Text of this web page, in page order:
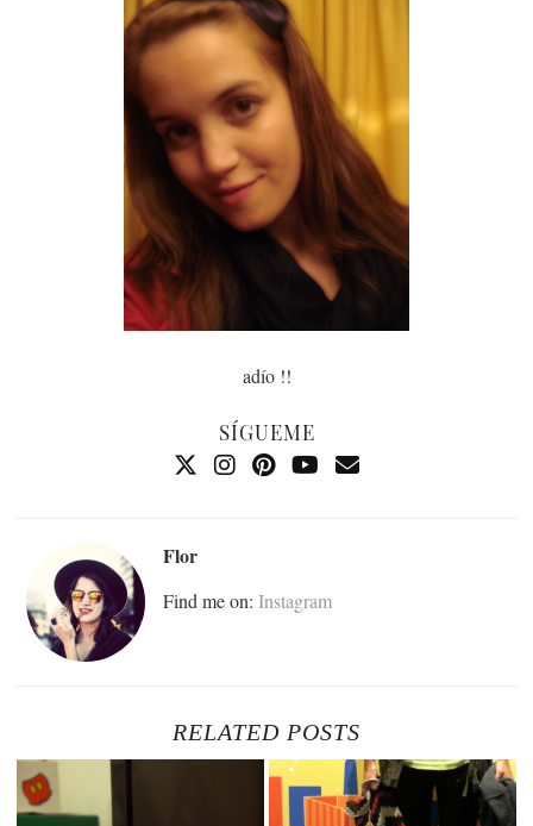
adío !!
SÍGUEME
Flor
Find me on: Instagram
RELATED POSTS